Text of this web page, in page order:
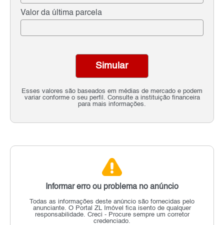
Valor da última parcela
Esses valores são baseados em médias de mercado e podem
variar conforme o seu perfil. Consulte a instituição financeira
para mais informações.
Simular
Informar erro ou problema no anúncio
Todas as informações deste anúncio são fornecidas pelo
anunciante. O Portal ZL Imóvel fica isento de qualquer
responsabilidade. Creci - Procure sempre um corretor
credenciado.